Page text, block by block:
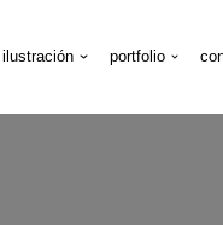
ilustración portfolio